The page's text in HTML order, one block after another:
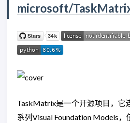
microsoft/
TaskMatrix是一个开源项目，它
系列Visual Foundation Models